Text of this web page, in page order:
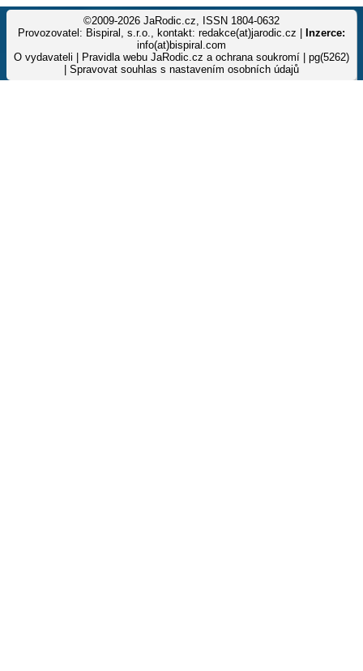
©2009-2026 JaRodic.cz, ISSN 1804-0632
Provozovatel: Bispiral, s.r.o., kontakt: redakce(at)jarodic.cz |
Inzerce:
info(at)bispiral.com
O vydavateli
Pravidla webu JaRodic.cz a ochrana soukromí | pg(5262)
Spravovat souhlas s nastavením osobních údajů